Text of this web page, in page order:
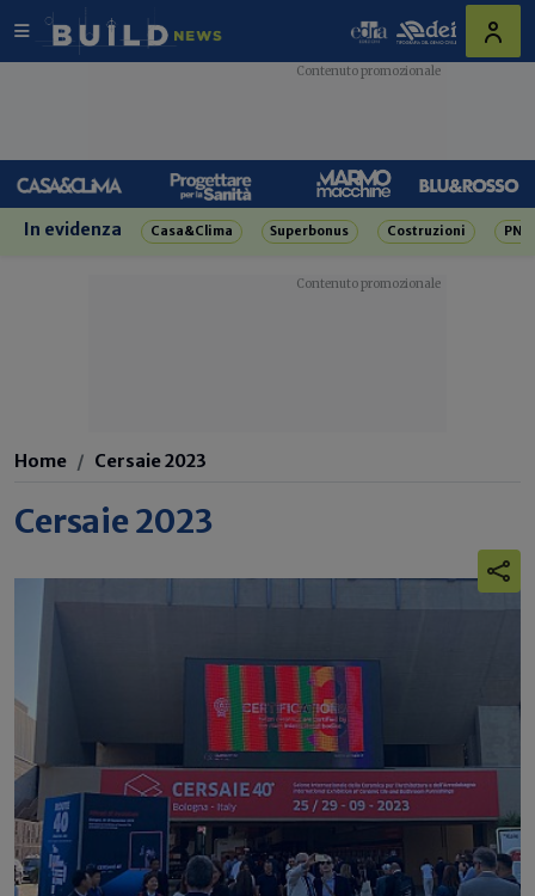
In evidenza Casa&Clima Superbonus Costruzioni
Home Cersaie 2023
Cersaie 2023